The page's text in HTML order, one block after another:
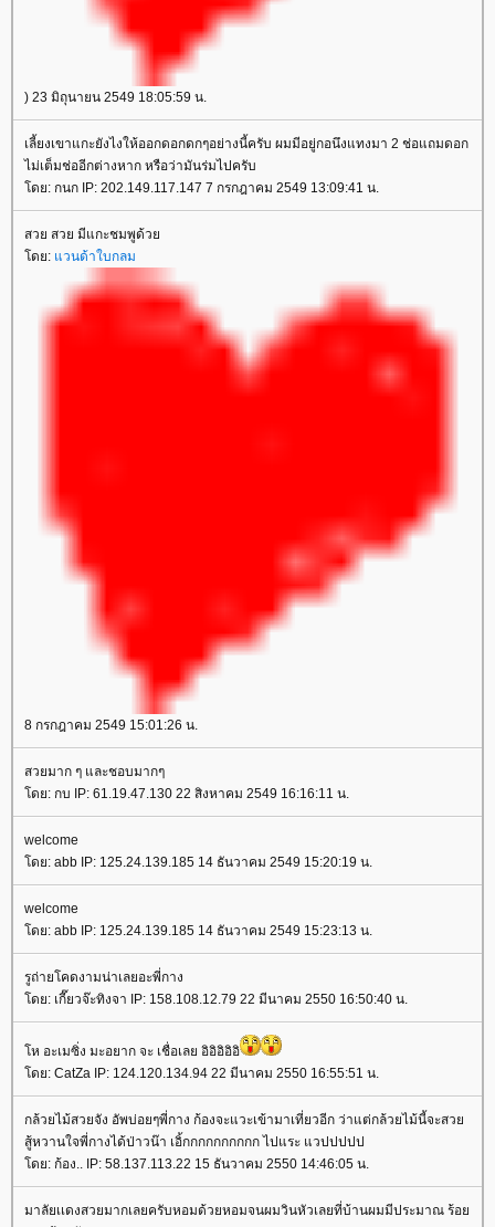
) 23 มิถุนายน 2549 18:05:59 น.
เลี้ยงเขาแกะยังไงให้ออกดอกดกๆอย่างนี้ครับ ผมมีอยู่กอนึงแทงมา 2 ช่อแถมดอก
ไม่เต็มช่ออีกต่างหาก หรือว่ามันร่มไปครับ
ดย: กนก IP: 202.149.117.147 7 กรกฎาคม 2549 13:09:41 น.
สวย สวย มีแกะชมพูด้ว
ดย: วนด้าใบกลม
8 กรกฎาคม 2549 15:01:26 น.
สวยมาก ๆ และชอบมากๆ
ดย: กบ IP: 61.19.47.130 22 สิงหาคม 2549 16:16:11 น.
welcome
ดย: abb IP: 125.24.139.185 14 ธันวาคม 2549 15:20:19 น.
welcome
ดย: abb IP: 125.24.139.185 14 ธันวาคม 2549 15:23:13 น.
รูถ่ายโคดงามน่าเลยอะพี่กาง
ดย: เกี๊ยวจ๊ะทิงจา IP: 158.108.12.79 22 มีนาคม 2550 16:50:40 น.
ห อะเมซิ่ง มะอยาก จะ เชื่อเลย อิอิอิอิอิ
ดย: CatZa IP: 124.120.134.94 22 มีนาคม 2550 16:55:51 น.
กล้วยไม้สวยจัง อัพบ่อยๆพี่กาง ก้องจะแวะเข้ามาเที่ยวอีก ว่าแต่กล้วยไม้นี้จะสว
สู้หวานใจพี่กางได้ป่าวน๊า เอิ้กกกกกกกกกก ไปแระ แวปปปปป
ดย: ก้อง.. IP: 58.137.113.22 15 ธันวาคม 2550 14:46:05 น.
มาลัยเเดงสวยมากเลยครับหอมด้วยหอมจนผมวินหัวเลยที่บ้านผมมีประมาณ ร้อ